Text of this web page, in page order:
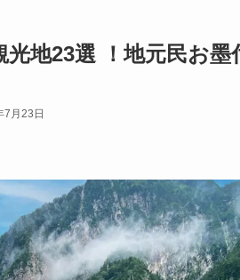
光地23選 ！地元民お
7月23日